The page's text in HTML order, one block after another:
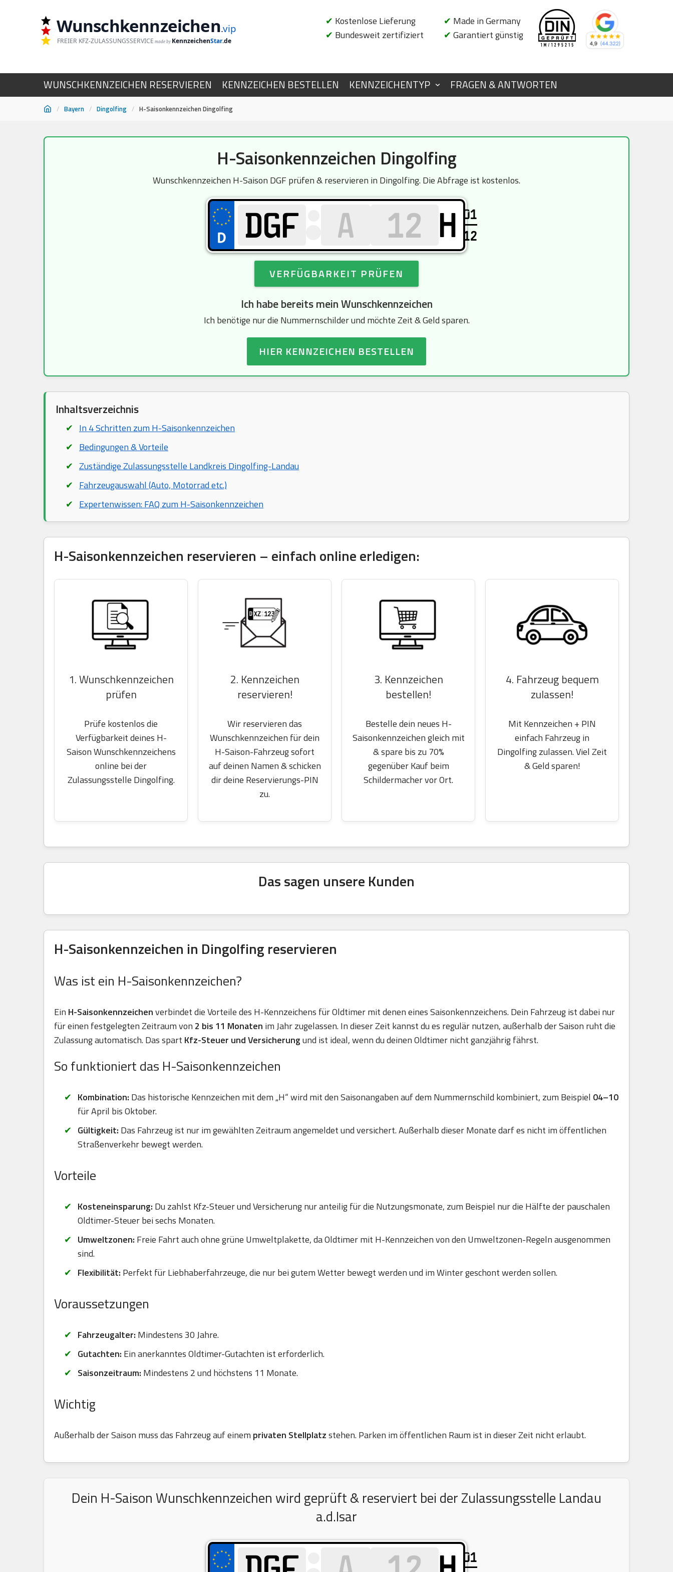
Wunschkennzeichen.vip
FREIER KFZ-ZULASSUNGSSERVICE made by KennzeichenStar.de
✔ Kostenlose Lieferung
✔ Bundesweit zertifiziert
✔ Made in Germany
✔ Garantiert günstig
WUNSCHKENNZEICHEN RESERVIEREN KENNZEICHEN BESTELLEN KENNZEICHENTYP FRAGEN & ANTWORTEN
/ Bayern / Dingolfing / H-Saisonkennzeichen Dingolfing
H-Saisonkennzeichen Dingolfing
Wunschkennzeichen H-Saison DGF prüfen & reservieren in Dingolfing. Die Abfrage ist kostenlos.
H
01
12
VERFÜGBARKEIT PRÜFEN
Ich habe bereits mein Wunschkennzeichen
Ich benötige nur die Nummernschilder und möchte Zeit & Geld sparen.
HIER KENNZEICHEN BESTELLEN
Inhaltsverzeichnis
In 4 Schritten zum H-Saisonkennzeichen
Bedingungen & Vorteile
Zuständige Zulassungsstelle Landkreis Dingolfing-Landau
Fahrzeugauswahl (Auto, Motorrad etc.)
Expertenwissen: FAQ zum H-Saisonkennzeichen
H-Saisonkennzeichen reservieren – einfach online erledigen:
1. Wunschkennzeichen
prüfen
Prüfe kostenlos die
Verfügbarkeit deines H-
Saison Wunschkennzeichens
online bei der
Zulassungsstelle Dingolfing.
2. Kennzeichen
reservieren!
Wir reservieren das
Wunschkennzeichen für dein
H-Saison-Fahrzeug sofort
auf deinen Namen & schicken
dir deine Reservierungs-PIN
zu.
3. Kennzeichen
bestellen!
Bestelle dein neues H-
Saisonkennzeichen gleich mit
& spare bis zu 70%
gegenüber Kauf beim
Schildermacher vor Ort.
4. Fahrzeug bequem
zulassen!
Mit Kennzeichen + PIN
einfach Fahrzeug in
Dingolfing zulassen. Viel Zeit
& Geld sparen!
Das sagen unsere Kunden
H-Saisonkennzeichen in Dingolfing reservieren
Was ist ein H-Saisonkennzeichen?
Ein H-Saisonkennzeichenverbindet die Vorteile des H-Kennzeichens für Oldtimer mit denen eines Saisonkennzeichens. Dein Fahrzeug ist dabei nur
für einen festgelegten Zeitraum von 2 bis 11 Monaten im Jahr zugelassen. In dieser Zeit kannst du es regulär nutzen, außerhalb der Saison ruht die
Zulassung automatisch. Das spart Kfz-Steuer und Versicherungund ist ideal, wenn du deinen Oldtimer nicht ganzjährig fährst.
So funktioniert das H-Saisonkennzeichen
Kombination: Das historische Kennzeichen mit dem „H“ wird mit den Saisonangaben auf dem Nummernschild kombiniert, zum Beispiel 04–10
für April bis Oktober.
Gültigkeit: Das Fahrzeug ist nur im gewählten Zeitraum angemeldet und versichert. Außerhalb dieser Monate darf es nicht im öffentlichen
Straßenverkehr bewegt werden.
Vorteile
Kosteneinsparung: Du zahlst Kfz-Steuer und Versicherung nur anteilig für die Nutzungsmonate, zum Beispiel nur die Hälfte der pauschalen
Oldtimer-Steuer bei sechs Monaten.
Umweltzonen: Freie Fahrt auch ohne grüne Umweltplakette, da Oldtimer mit H-Kennzeichen von den Umweltzonen-Regeln ausgenommen
sind.
Flexibilität: Perfekt für Liebhaberfahrzeuge, die nur bei gutem Wetter bewegt werden und im Winter geschont werden sollen.
Voraussetzungen
Fahrzeugalter: Mindestens 30 Jahre.
Gutachten: Ein anerkanntes Oldtimer-Gutachten ist erforderlich.
Saisonzeitraum: Mindestens 2 und höchstens 11 Monate.
Wichtig
Außerhalb der Saison muss das Fahrzeug auf einem privaten Stellplatzstehen. Parken im öffentlichen Raum ist in dieser Zeit nicht erlaubt.
Dein H-Saison Wunschkennzeichen wird geprüft & reserviert bei der Zulassungsstelle Landau
a.d.Isar
01